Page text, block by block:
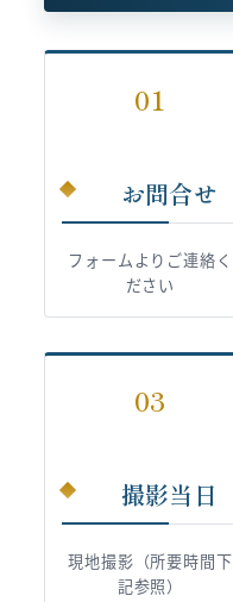
01
お問合せ
フォームよりご連絡く
ださい
03
撮影当日
現地撮影（所要時間下
記参照）